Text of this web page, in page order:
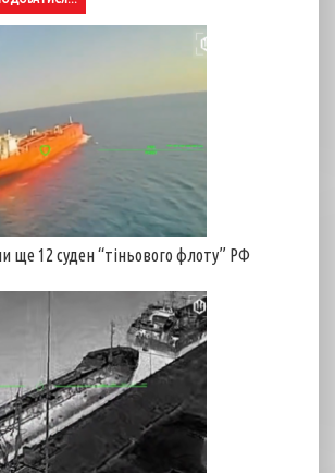
ще 12 суден “тіньового флоту” РФ